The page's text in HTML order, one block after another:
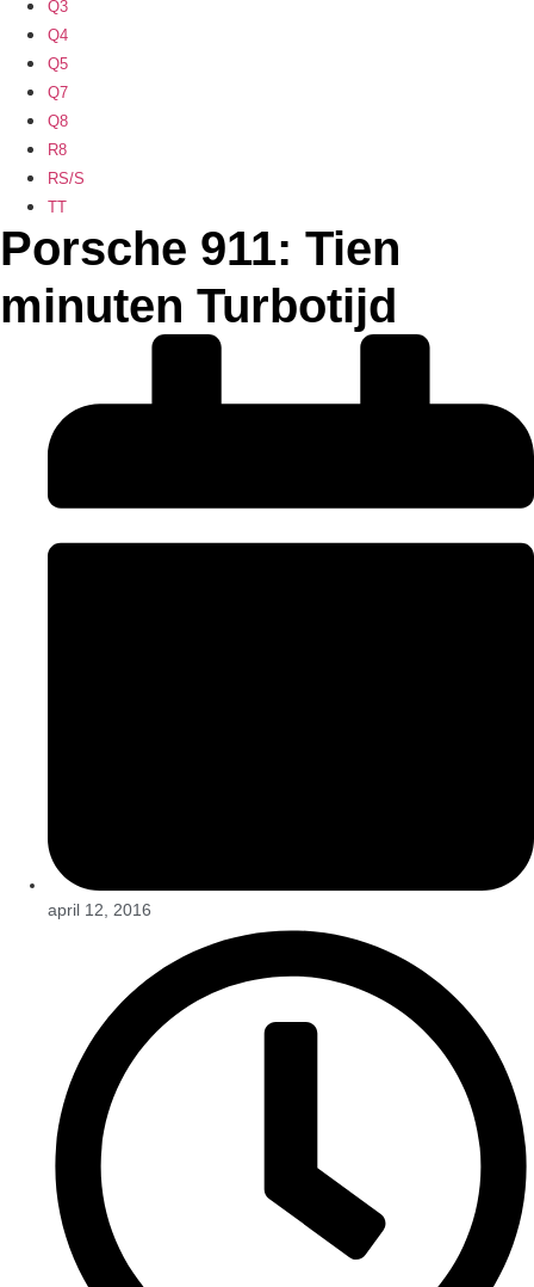
Q3
Q4
Q5
Q7
Q8
R8
RS/S
TT
Porsche 911: Tien
minuten Turbotijd
april 12, 2016